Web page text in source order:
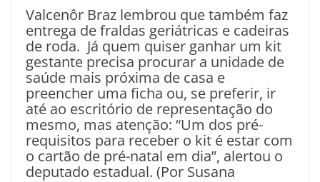
Valcenôr Braz lembrou que também faz
entrega de fraldas geriátricas e cadeiras
de roda. Já quem quiser ganhar um kit
gestante precisa procurar a unidade de
saúde mais próxima de casa e
preencher uma ficha ou, se preferir, ir
até ao escritório de representação do
mesmo, mas atenção: “Um dos pré-
requisitos para receber o kit é estar com
o cartão de pré-natal em dia”, alertou o
deputado estadual. (Por Susana